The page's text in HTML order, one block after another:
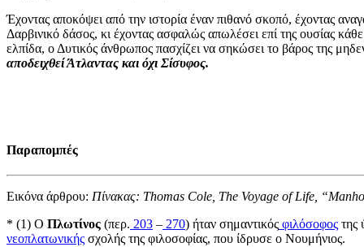
Έχοντας αποκόψει από την ιστορία έναν πιθανό σκοπό, έχοντας
Δαρβινικό δάσος, κι έχοντας ασφαλώς απωλέσει επί της ουσίας
ελπίδα, ο Δυτικός άνθρωπος πασχίζει να σηκώσει το βάρος της
αποδειχθεί Άτλαντας και όχι Σίσυφος.
Παραπομπές
Εικόνα άρθρου: Πίνακας: Thomas Cole, The Voyage of Life,
* (1) Ο Πλωτίνος (περ. 203 – 270) ήταν σημαντικός φιλόσοφος της
νεοπλατωνικής σχολής της φιλοσοφίας, που ίδρυσε ο Νουμήνιος.